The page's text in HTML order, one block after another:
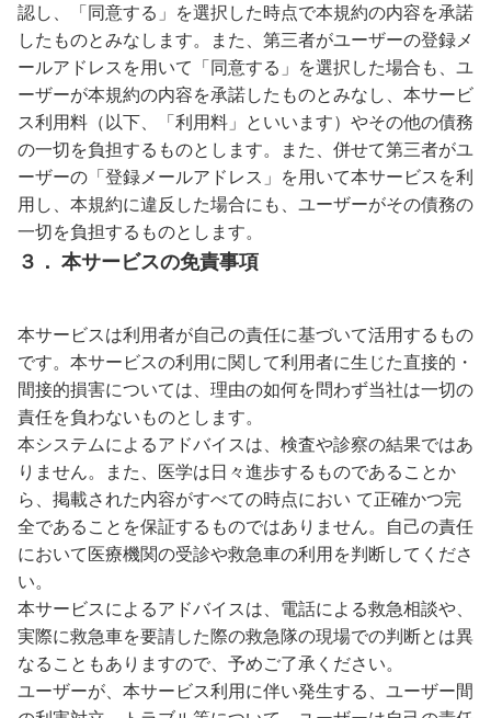
認し、「同意する」を選択した時点で本規約の内容を承諾
したものとみなします。また、第三者がユーザーの登録メ
ールアドレスを用いて「同意する」を選択した場合も、ユ
ーザーが本規約の内容を承諾したものとみなし、本サービ
ス利用料（以下、「利用料」といいます）やその他の債務
の一切を負担するものとします。また、併せて第三者がユ
ーザーの「登録メールアドレス」を用いて本サービスを利
用し、本規約に違反した場合にも、ユーザーがその債務の
一切を負担するものとします。
３． 本サービスの免責事項
本サービスは利用者が自己の責任に基づいて活用するもの
です。本サービスの利用に関して利用者に生じた直接的・
間接的損害については、理由の如何を問わず当社は一切の
責任を負わないものとします。
本システムによるアドバイスは、検査や診察の結果ではあ
りません。また、医学は日々進歩するものであることか
ら、掲載された内容がすべての時点におい て正確かつ完
全であることを保証するものではありません。自己の責任
において医療機関の受診や救急車の利用を判断してくださ
い。
本サービスによるアドバイスは、電話による救急相談や、
実際に救急車を要請した際の救急隊の現場での判断とは異
なることもありますので、予めご了承ください。
ユーザーが、本サービス利用に伴い発生する、ユーザー間